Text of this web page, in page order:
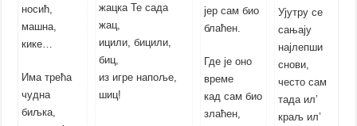
носић,
машна,
кике…
Има трећа
чудна
биљка,
жацка Те сада
жац,
ицили, бицили,
биц,
из игре напоље,
шиц!
јер сам био
блаћен.
Где је оно
време
кад сам био
злаћен,
Ујутру се
сањају
најлепши
снови,
често сам
тада ил’
краљ ил’